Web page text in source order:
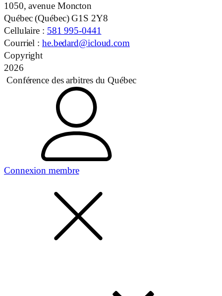
1050, avenue Moncton
Québec (Québec) G1S 2Y8
Cellulaire : 581 995-0441
Courriel : he.bedard@icloud.com
Copyright
2026
Conférence des arbitres du Québec
Connexion membre